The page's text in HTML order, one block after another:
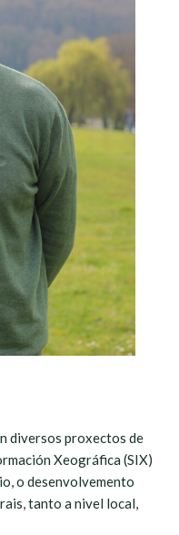
diversos proxectos de
Xeográfica (SIX)
o desenvolvemento
tanto a nivel local,